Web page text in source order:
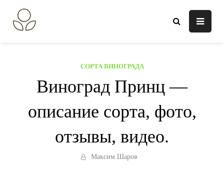
содержанию
СОРТА ВИНОГРАДА
Виноград Принц —
описание сорта, фото,
отзывы, видео.
Максим Шаров